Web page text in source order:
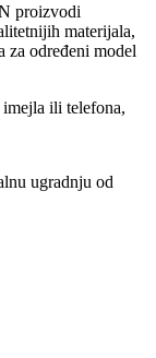
proizvodi
materijala,
za određeni model
ili telefona,
ugradnju od